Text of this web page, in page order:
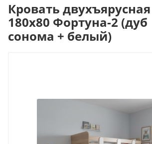
Кровать двухъярусная
180х80 Фортуна-2 (дуб
сонома + белый)